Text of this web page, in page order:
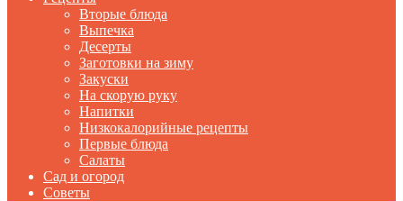
Вторые блюда
Выпечка
Десерты
Заготовки на зиму
Закуски
На скорую руку
Напитки
Низкокалорийные рецепты
Первые блюда
Салаты
Сад и огород
Советы